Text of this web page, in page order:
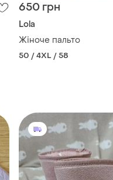
650 грн
Lola
Жіноче пальто
50 / 4XL / 58